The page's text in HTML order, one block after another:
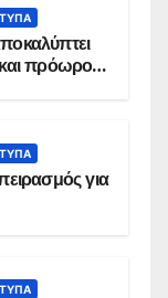
πρόωρου
για